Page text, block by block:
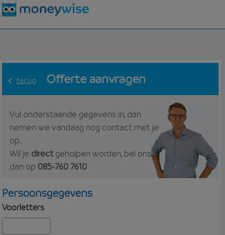
terug Offerte aanvragen
Vul onderstaande gegevens in, dan
nemen we vandaag nog contact met je
op.
Wil je directgeholpen worden, bel ons
dan op 085-760 7610
Persoonsgegevens
Voorletters